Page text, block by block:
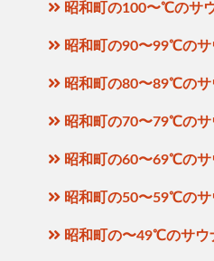
昭和町の100〜℃のサ
昭和町の90〜99℃のサ
昭和町の80〜89℃のサ
昭和町の70〜79℃のサ
昭和町の60〜69℃のサ
昭和町の50〜59℃のサ
昭和町の〜49℃のサウ